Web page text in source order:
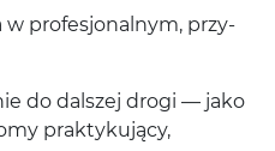
w pro­fesjon­al­nym, przy­
do dal­szej drogi — jako
praktykujący,